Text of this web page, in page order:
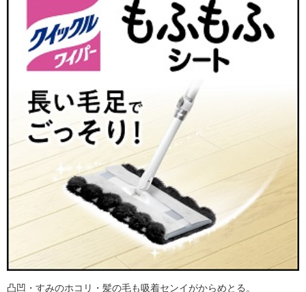
凸凹・すみのホコリ・髪の毛も吸着センイがからめとる。